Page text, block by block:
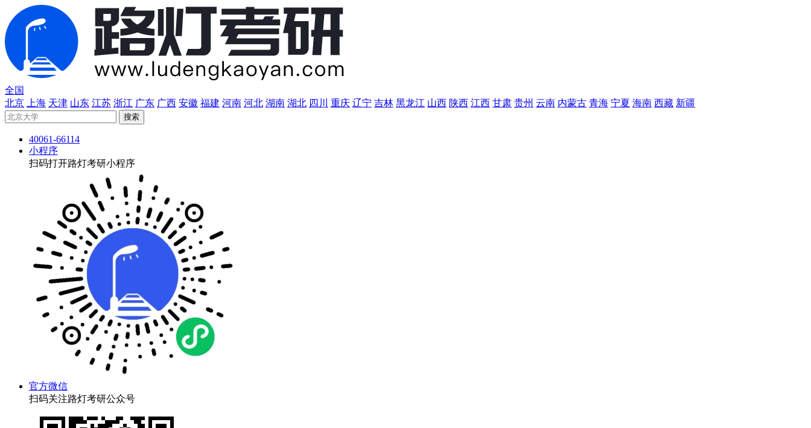
全国
北京
上海 天津 山东 江苏 浙江 广东 广西 安徽 福建 河南 河北 湖南 湖北 四川 重庆 辽宁 吉林 黑龙江 山西 陕西 江西 甘肃 贵州 云南 内蒙古 青海 宁夏 海南 西藏 新疆
40061-66114
小程序
扫码打开路灯考研小程序
官方微信
扫码关注路灯考研公众号